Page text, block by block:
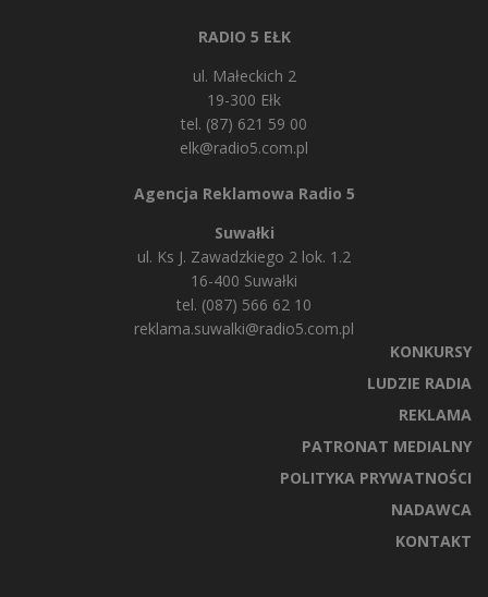
RADIO 5 EŁK
ul. Małeckich 2
19-300 Ełk
tel. (87) 621 59 00
elk@radio5.com.pl
Agencja Reklamowa Radio 5
Suwałki
ul. Ks J. Zawadzkiego 2 lok. 1.2
16-400 Suwałki
tel. (087) 566 62 10
reklama.suwalki@radio5.com.pl
KONKURSY
LUDZIE RADIA
REKLAMA
PATRONAT MEDIALNY
POLITYKA PRYWATNOŚCI
NADAWCA
KONTAKT